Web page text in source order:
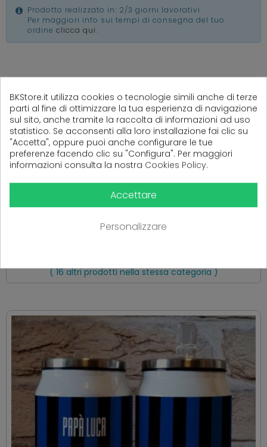
Prodotto realizzato in: 2/3 giorni lavorativi
Per maggiori info sui tempi di consegna del tuo
ordine clicca qui.
(0Recensioni)
Ancora nessuna recensione da parte degli utenti.
( 16 altri prodotti nella stessa categoria )
BKStore.it utilizza cookies o tecnologie simili anche di terze
parti al fine di ottimizzare la tua esperienza di navigazione
sul sito, anche tramite la raccolta di informazioni ad uso
statistico. Se acconsenti alla loro installazione fai clic su
"Accetta", oppure puoi anche configurare le tue
preferenze facendo clic su "Configura". Per maggiori
informazioni consulta la nostra Cookies Policy.
Accettare
Personalizzare